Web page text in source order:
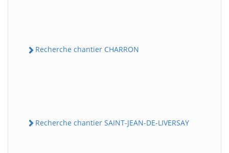
Recherche chantier CHARRON
Recherche chantier SAINT-JEAN-DE-LIVERSAY